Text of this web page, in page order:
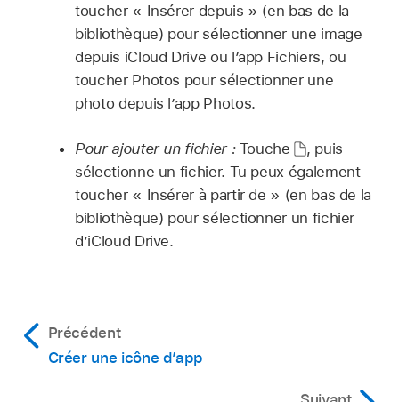
toucher « Insérer depuis » (en bas de la
bibliothèque) pour sélectionner une image
depuis iCloud Drive ou l’app Fichiers, ou
toucher Photos pour sélectionner une
photo depuis l’app Photos.
Pour ajouter un fichier :Touche , puis
sélectionne un fichier. Tu peux également
toucher « Insérer à partir de » (en bas de la
bibliothèque) pour sélectionner un fichier
d’iCloud Drive.
Précédent
Créer une icône d’app